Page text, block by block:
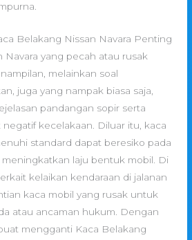
Belakang Nissan Navara Penting
Navara yang pecah atau rusak
melainkan soal
juga yang nampak biasa saja,
pandangan sopir serta
kecelakaan. Diluar itu, kaca
standard dapat beresiko pada
laju bentuk mobil. Di
kelaikan kendaraan di jalanan
kaca mobil yang rusak untuk
atau ancaman hukum. Dengan
mengganti Kaca Belakang